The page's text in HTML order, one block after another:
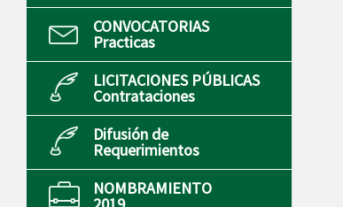
CONVOCATORIAS
Practicas
LICITACIONES PÚBLICAS
Contrataciones
Difusión de
Requerimientos
NOMBRAMIENTO